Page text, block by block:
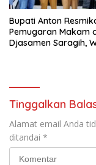
Bupati Anton
Pemugaran Makam
Djasamen Saragih,
Tinggalkan
Alamat email Anda
ditandai *